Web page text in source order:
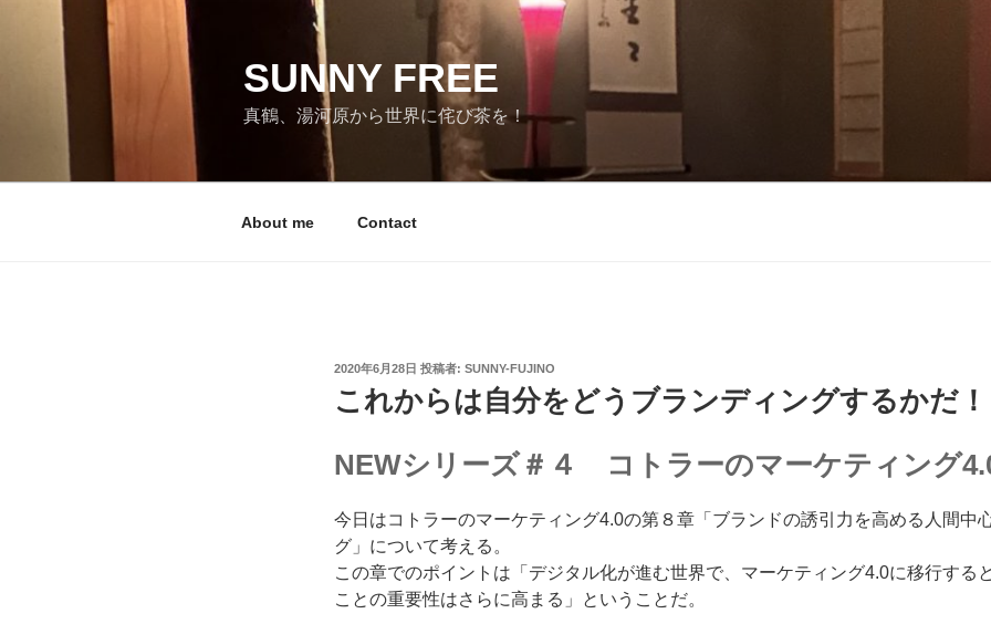
SUNNY FREE
真鶴、湯河原から世界に侘び茶を！
About me Contact
投
2020年6月28日 投稿者: SUNNY-FUJINO
これからは自分をどうブランディングするかだ！
NEWシリーズ＃４ コトラーのマーケティング
今日はコトラーのマーケティング4.0の第８章「ブランドの誘引力を高める人間中
グ」について考える。
この章でのポイントは「デジタル化が進む世界で、マーケティング4.0に移行する
ことの重要性はさらに高まる」ということだ。